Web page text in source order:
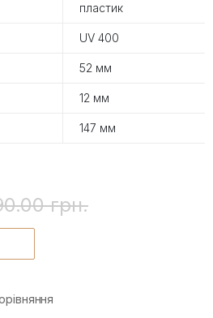
пластик
UV 400
52 мм
12 мм
147 мм
грн.